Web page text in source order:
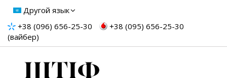
Другой язык
+38 (096) 656-25-30
+38 (095) 656-25-30
(вайбер)